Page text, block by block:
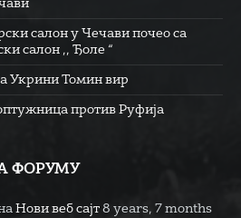
салон у Чечави почео са
салон ,, Ђоле “
Укрини Томин вир
против Руфија
ФОРУМУ
Нови веб сајт 8 years, 7 months